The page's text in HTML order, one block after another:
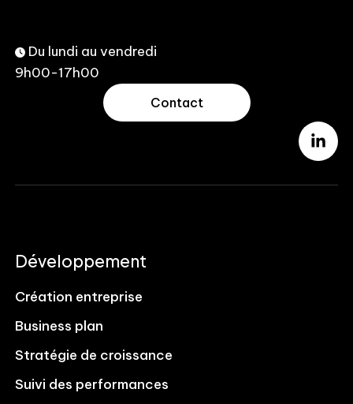
Du lundi au vendredi
9h00-17h00
Contact
Développement
Création entreprise
Business plan
Stratégie de croissance
Suivi des performances